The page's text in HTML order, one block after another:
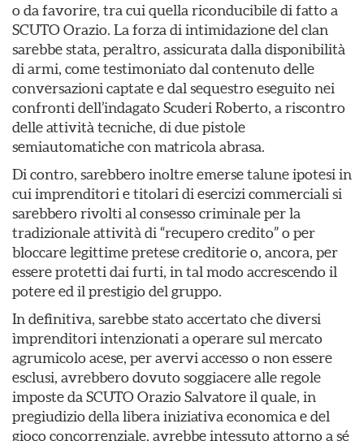
o da favorire, tra cui quella riconducibile di fatto a
SCUTO Orazio. La forza di intimidazione del clan
sarebbe stata, peraltro, assicurata dalla disponibilità
di armi, come testimoniato dal contenuto delle
conversazioni captate e dal sequestro eseguito nei
confronti dell’indagato Scuderi Roberto, a riscontro
delle attività tecniche, di due pistole
semiautomatiche con matricola abrasa.
Di contro, sarebbero inoltre emerse talune ipotesi in
cui imprenditori e titolari di esercizi commerciali si
sarebbero rivolti al consesso criminale per la
tradizionale attività di “recupero credito” o per
bloccare legittime pretese creditorie o, ancora, per
essere protetti dai furti, in tal modo accrescendo il
potere ed il prestigio del gruppo.
In definitiva, sarebbe stato accertato che diversi
ìmprenditori intenzionati a operare sul mercato
agrumicolo acese, per avervi accesso o non essere
esclusi, avrebbero dovuto soggiacere alle regole
imposte da SCUTO Orazio Salvatore il quale, in
pregiudizio della libera iniziativa economica e del
gioco concorrenziale, avrebbe intessuto attorno a sé